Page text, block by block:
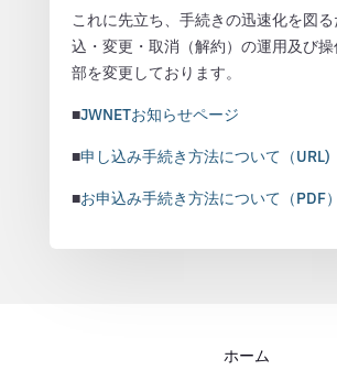
これに先立ち、手続きの迅速化を図る
込・変更・取消（解約）の運用及び
部を変更しております。
■JWNETお知らせページ
■申し込み手続き方法について（URL)
■お申込み手続き方法について（PDF）
ホーム